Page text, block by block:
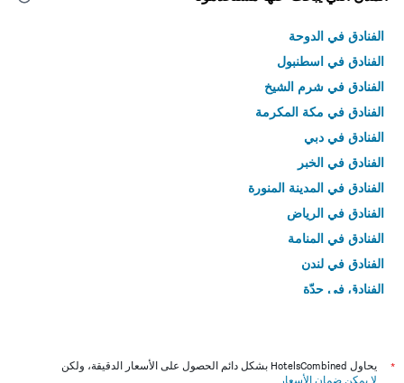
الفنادق في الدوحة
الفنادق في اسطنبول
الفنادق في شرم الشيخ
الفنادق في مكة المكرمة
الفنادق في دبي
الفنادق في الخبر
الفنادق في المدينة المنورة
الفنادق في الرياض
الفنادق في المنامة
الفنادق في لندن
الفنادق في جدّة
*
يحاول HotelsCombined بشكل دائم الحصول على الأسعار الدقيقة، ولكن
لا يمكن ضمان الأسعار